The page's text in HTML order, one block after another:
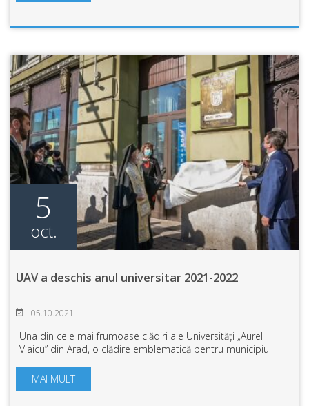
5
oct.
UAV a deschis anul universitar 2021-2022
05.10.2021
Una din cele mai frumoase clădiri ale Universități „Aurel
Vlaicu” din Arad, o clădire emblematică pentru municipiul
festivitate a universi...
MAI MULT